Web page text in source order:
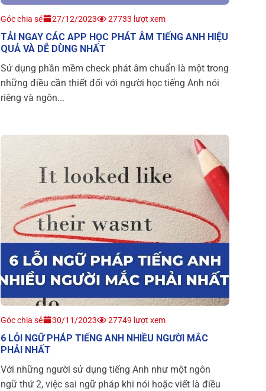
Góc chia sẻ 27/12/2023 27733 lượt xem
TẢI NGAY CÁC APP HỌC PHÁT ÂM TIẾNG ANH HIỆU
QUẢ VÀ DỄ DÙNG NHẤT
Sử dụng phần mềm check phát âm chuẩn là một trong
những điều cần thiết đối với người học tiếng Anh nói
riêng và ngôn...
Góc chia sẻ 30/11/2023 27749 lượt xem
6 LỖI NGỮ PHÁP TIẾNG ANH NHIỀU NGƯỜI MẮC
PHẢI NHẤT
Với những người sử dụng tiếng Anh như một ngôn
ngữ thứ 2, việc sai ngữ pháp khi nói hoặc viết là điều